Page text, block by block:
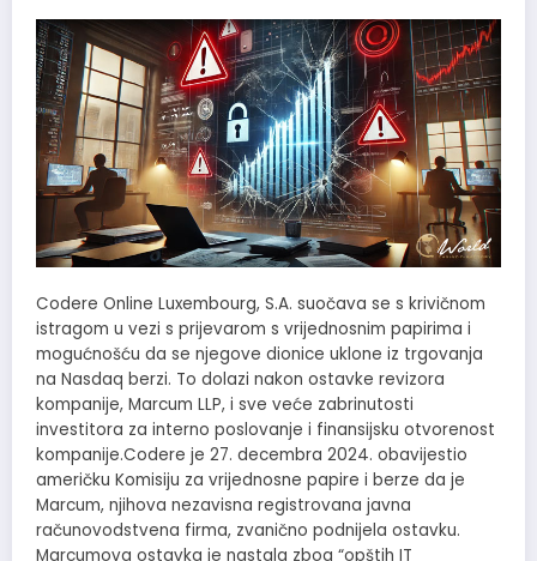
Codere Online Luxembourg, S.A. suočava se s krivičnom
istragom u vezi s prijevarom s vrijednosnim papirima i
mogućnošću da se njegove dionice uklone iz trgovanja
na Nasdaq berzi. To dolazi nakon ostavke revizora
kompanije, Marcum LLP, i sve veće zabrinutosti
investitora za interno poslovanje i finansijsku otvorenost
kompanije.Codere je 27. decembra 2024. obavijestio
američku Komisiju za vrijednosne papire i berze da je
Marcum, njihova nezavisna registrovana javna
računovodstvena firma, zvanično podnijela ostavku.
Marcumova ostavka je nastala zbog “opštih IT